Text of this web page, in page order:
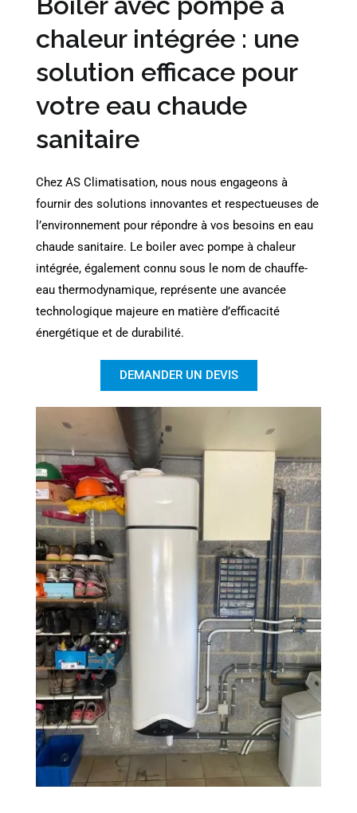
chaleur intégrée : une
solution efficace pour
votre eau chaude
sanitaire
Chez AS Climatisation, nous nous engageons à
fournir des solutions innovantes et respectueuses de
l’environnement pour répondre à vos besoins en eau
chaude sanitaire. Le boiler avec pompe à chaleur
intégrée, également connu sous le nom de chauffe-
eau thermodynamique, représente une avancée
technologique majeure en matière d’efficacité
énergétique et de durabilité.​
DEMANDER UN DEVIS